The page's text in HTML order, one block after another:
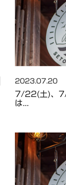
2023.07.20
7/22(土)、
は...